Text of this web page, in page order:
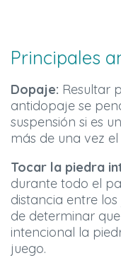
Principales
Dopaje: Resultar
antidopaje se
suspensión si es
más de una vez
Tocar la piedra
durante todo el
distancia entre
de determinar
intencional la
juego.